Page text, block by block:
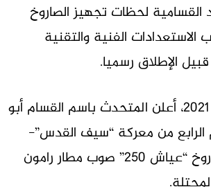
لحظات تجهيز الصاروخ
الفنية والتقنية
الإطلاق رسميا.
ويوم 13 مايو/أيار 2021، أعلن المتحدث باسم القسام أبو
من معركة “سيف القدس”-
إطلاق القسام صاروخ “عياش 250” صوب مطار رامون